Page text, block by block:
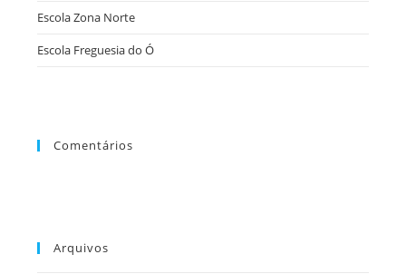
Escola Zona Norte
Escola Freguesia do Ó
Comentários
Arquivos